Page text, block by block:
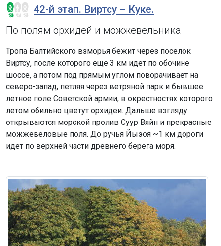
42-й этап. Виртсу – Куке.
По полям орхидей и можжевельника
Тропа Балтийского взморья бежит через поселок
Виртсу, после которого еще 3 км идет по обочине
шоссе, а потом под прямым углом поворачивает на
северо-запад, петляя через ветряной парк и бывшее
летное поле Советской армии, в окрестностях которого
летом обильно цветут орхидеи. Дальше взгляду
открываются морской пролив Суур Вяйн и прекрасные
можжевеловые поля. До ручья Йыэоя ~1 км дороги
идет по верхней части древнего берега моря.